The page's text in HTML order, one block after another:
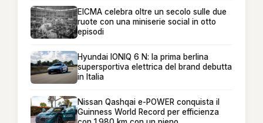
EICMA celebra oltre un secolo sulle due
ruote con una miniserie social in otto
episodi
Hyundai IONIQ 6 N: la prima berlina
supersportiva elettrica del brand debutta
in Italia
Nissan Qashqai e-POWER conquista il
Guinness World Record per efficienza